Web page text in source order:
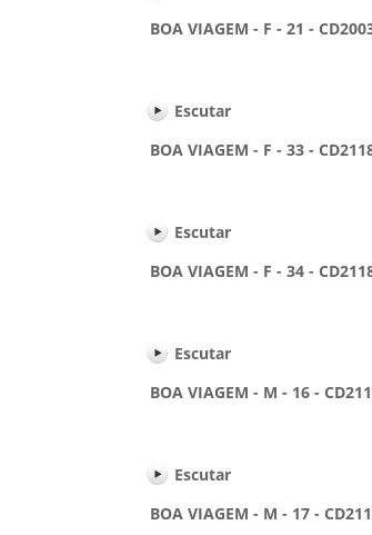
BOA VIAGEM - F - 21 -
Escutar
BOA VIAGEM - F - 33 -
Escutar
BOA VIAGEM - F - 34 -
Escutar
BOA VIAGEM - M - 16 -
Escutar
BOA VIAGEM - M - 17 -